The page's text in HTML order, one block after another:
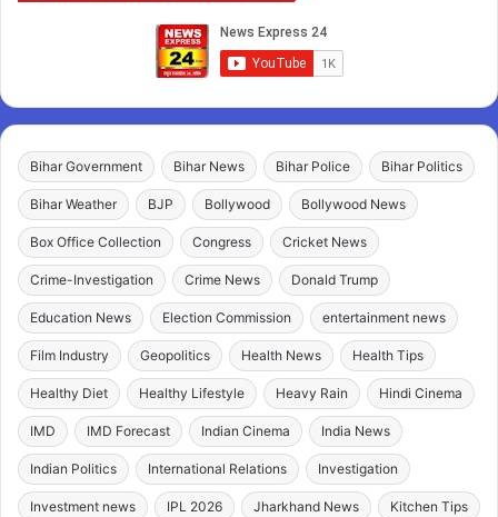
Bihar Government Bihar News Bihar Police Bihar Politics
Bihar Weather BJP Bollywood Bollywood News
Box Office Collection Congress Cricket News
Crime-Investigation Crime News Donald Trump
Education News Election Commission entertainment news
Film Industry Geopolitics Health News Health Tips
Healthy Diet Healthy Lifestyle Heavy Rain Hindi Cinema
IMD IMD Forecast Indian Cinema India News
Indian Politics International Relations Investigation
Investment news IPL 2026 Jharkhand News Kitchen Tips